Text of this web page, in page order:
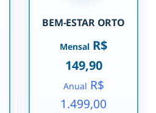
BEM-ESTAR ORTO
Mensal R$
149,90
Anual R$
1.499,00